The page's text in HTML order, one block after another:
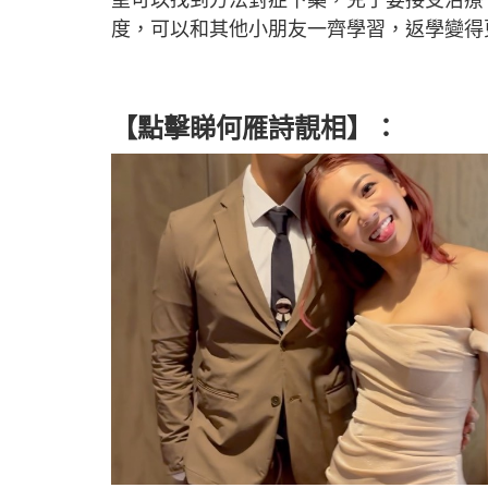
度，可以和其他小朋友一齊學習，返學變
【點擊睇何雁詩靚相】：